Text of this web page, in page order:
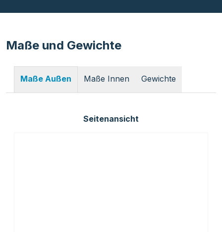
Maße und Gewichte
Maße Außen Maße Innen Gewichte
Seitenansicht